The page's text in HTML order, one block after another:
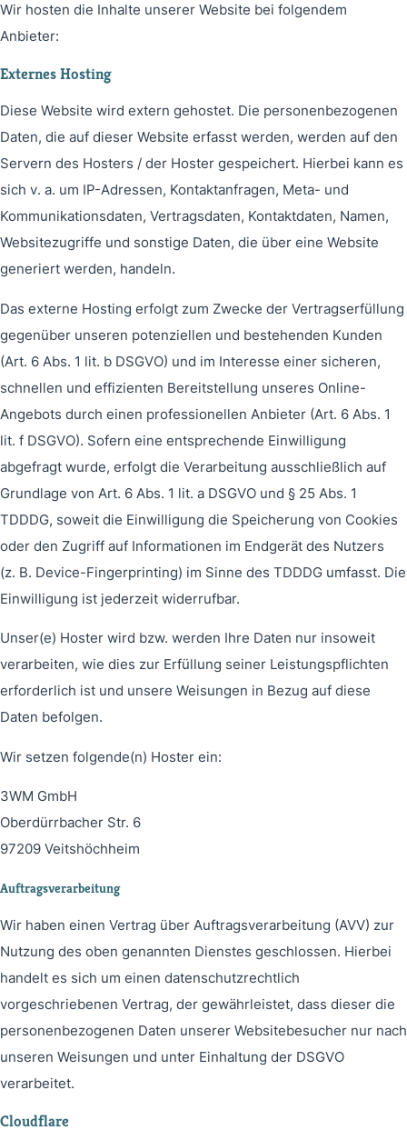
Wir hosten die Inhalte unserer Website bei folgendem
Anbieter:
Externes Hosting
Diese Website wird extern gehostet. Die personenbezogenen
Daten, die auf dieser Website erfasst werden, werden auf den
Servern des Hosters / der Hoster gespeichert. Hierbei kann es
sich v. a. um IP-Adressen, Kontaktanfragen, Meta- und
Kommunikationsdaten, Vertragsdaten, Kontaktdaten, Namen,
Websitezugriffe und sonstige Daten, die über eine Website
generiert werden, handeln.
Das externe Hosting erfolgt zum Zwecke der Vertragserfüllung
gegenüber unseren potenziellen und bestehenden Kunden
(Art. 6 Abs. 1 lit. b DSGVO) und im Interesse einer sicheren,
schnellen und effizienten Bereitstellung unseres Online-
Angebots durch einen professionellen Anbieter (Art. 6 Abs. 1
lit. f DSGVO). Sofern eine entsprechende Einwilligung
abgefragt wurde, erfolgt die Verarbeitung ausschließlich auf
Grundlage von Art. 6 Abs. 1 lit. a DSGVO und § 25 Abs. 1
TDDDG, soweit die Einwilligung die Speicherung von Cookies
oder den Zugriff auf Informationen im Endgerät des Nutzers
(z. B. Device-Fingerprinting) im Sinne des TDDDG umfasst. Die
Einwilligung ist jederzeit widerrufbar.
Unser(e) Hoster wird bzw. werden Ihre Daten nur insoweit
verarbeiten, wie dies zur Erfüllung seiner Leistungspflichten
erforderlich ist und unsere Weisungen in Bezug auf diese
Daten befolgen.
Wir setzen folgende(n) Hoster ein:
3WM GmbH
Oberdürrbacher Str. 6
97209 Veitshöchheim
Auftragsverarbeitung
Wir haben einen Vertrag über Auftragsverarbeitung (AVV) zur
Nutzung des oben genannten Dienstes geschlossen. Hierbei
handelt es sich um einen datenschutzrechtlich
vorgeschriebenen Vertrag, der gewährleistet, dass dieser die
personenbezogenen Daten unserer Websitebesucher nur nach
unseren Weisungen und unter Einhaltung der DSGVO
verarbeitet.
Cloudflare